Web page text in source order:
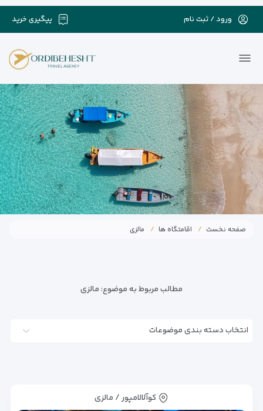
پیگیری خرید ورود / ثبت نام
صفحه نخست اقامتگاه ها مالزی
مطالب مربوط به موضوع:مالزی
انتخاب دسته بندی موضوعات
کوآلالامپور / مالزی